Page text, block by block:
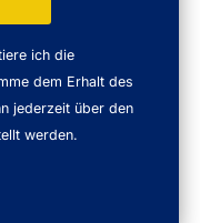
ich die
dem Erhalt des
jederzeit über den
werden.